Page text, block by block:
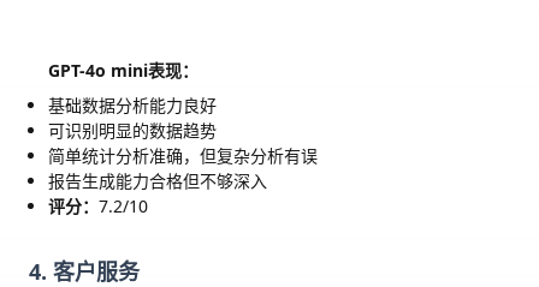
GPT-4o mini表现：
基础数据分析能力良好
可识别明显的数据趋势
简单统计分析准确，但复杂分析有误
报告生成能力合格但不够深入
评分： 7.2/10
4. 客户服务